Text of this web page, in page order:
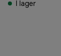
I lager